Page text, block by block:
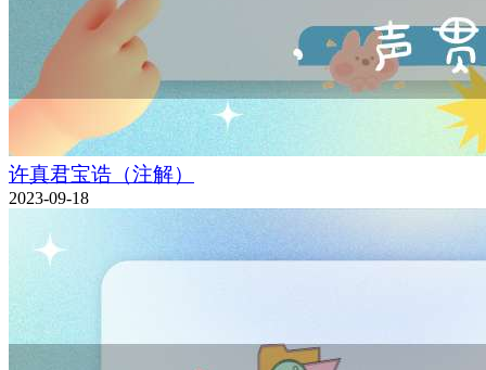
许真君宝诰（注解）
2023-09-18